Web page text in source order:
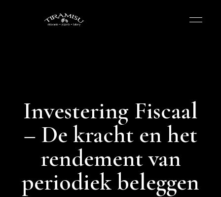
Investering Fiscaal
– De kracht en het
rendement van
periodiek beleggen